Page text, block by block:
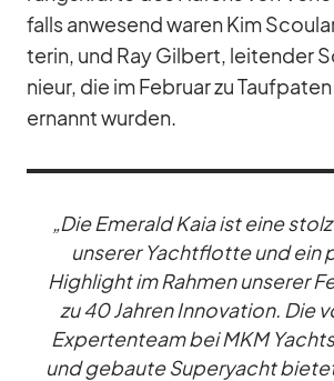
falls an­we­send wa­ren Kim
te­rin, und Ray Gil­bert, lei­ten­der
nieur, die im Fe­bruar zu
er­nannt wur­den.
„Die Emer­ald Kaia ist eine
un­se­rer Yacht­flotte und ein
High­light im Rah­men un­se­rer
zu 40 Jah­ren In­no­va­tion. Die
Ex­per­ten­team bei MKM
und ge­baute Su­per­yacht